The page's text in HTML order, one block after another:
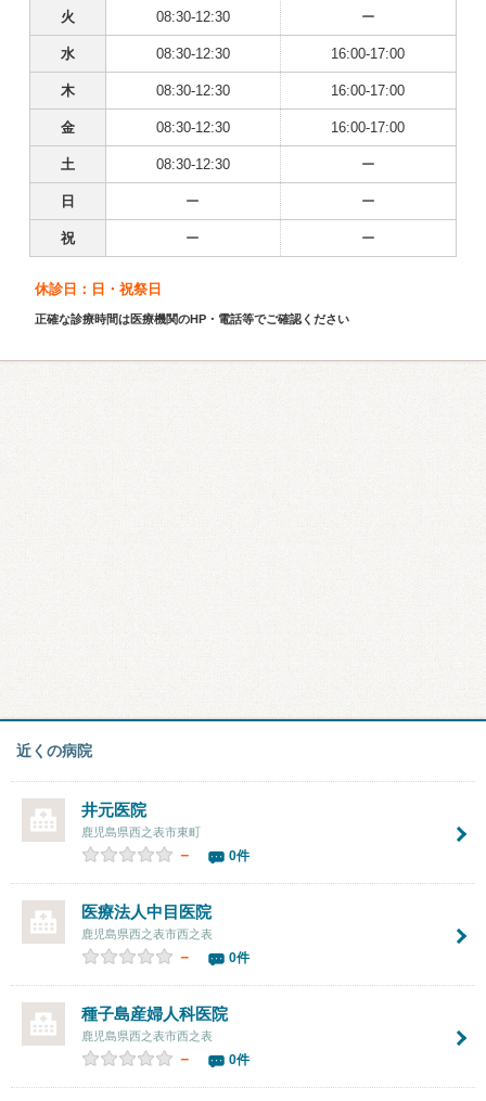
火 08:30-12:30 ー
水 08:30-12:30 16:00-17:00
木 08:30-12:30 16:00-17:00
金 08:30-12:30 16:00-17:00
土 08:30-12:30 ー
日 ー ー
祝 ー ー
休診日：日・祝祭日
正確な診療時間は医療機関のHP・電話等でご確認ください
近くの病院
井元医院
鹿児島県西之表市東町
－ 0件
医療法人中目医院
鹿児島県西之表市西之表
－ 0件
種子島産婦人科医院
鹿児島県西之表市西之表
－ 0件